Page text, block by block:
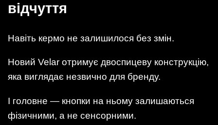
відчуття
Навіть кермо не залишилося без змін.
Новий Velar отримує двоспицеву конструкцію,
яка виглядає незвично для бренду.
І головне — кнопки на ньому залишаються
фізичними, а не сенсорними.